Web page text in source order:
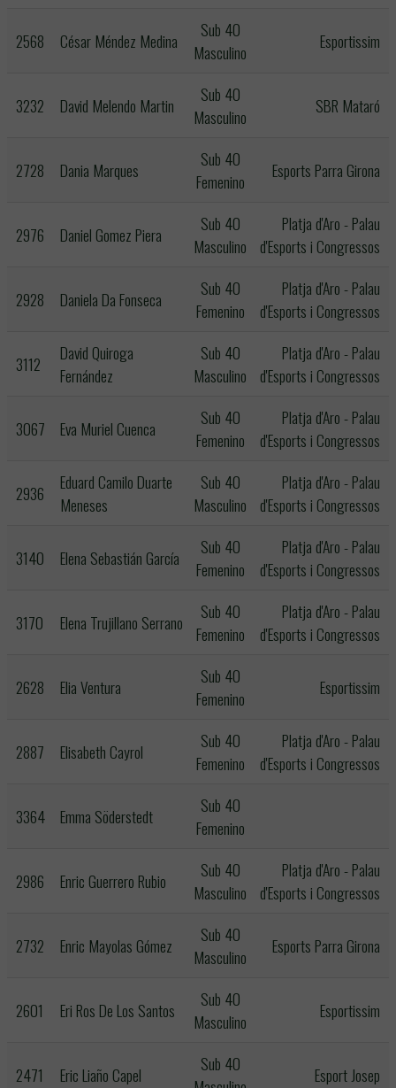
2568 César Méndez Medina
Sub 40
Masculino
Esportissim
3232 David Melendo Martin
Sub 40
Masculino
SBR Mataró
2728 Dania Marques
Sub 40
Femenino
Esports Parra Girona
2976 Daniel Gomez Piera
Sub 40
Masculino
Platja d'Aro - Palau
d'Esports i Congressos
2928 Daniela Da Fonseca
Sub 40
Femenino
Platja d'Aro - Palau
d'Esports i Congressos
3112
David Quiroga
Fernández
Sub 40
Masculino
Platja d'Aro - Palau
d'Esports i Congressos
3067 Eva Muriel Cuenca
Sub 40
Femenino
Platja d'Aro - Palau
d'Esports i Congressos
2936
Eduard Camilo Duarte
Meneses
Sub 40
Masculino
Platja d'Aro - Palau
d'Esports i Congressos
3140 Elena Sebastián García
Sub 40
Femenino
Platja d'Aro - Palau
d'Esports i Congressos
3170 Elena Trujillano Serrano
Sub 40
Femenino
Platja d'Aro - Palau
d'Esports i Congressos
2628 Elia Ventura
Sub 40
Femenino
Esportissim
2887 Elisabeth Cayrol
Sub 40
Femenino
Platja d'Aro - Palau
d'Esports i Congressos
3364 Emma Söderstedt
Sub 40
Femenino
2986 Enric Guerrero Rubio
Sub 40
Masculino
Platja d'Aro - Palau
d'Esports i Congressos
2732 Enric Mayolas Gómez
Sub 40
Masculino
Esports Parra Girona
2601 Eri Ros De Los Santos
Sub 40
Masculino
Esportissim
2471 Eric Liaño Capel
Sub 40
Esport Josep